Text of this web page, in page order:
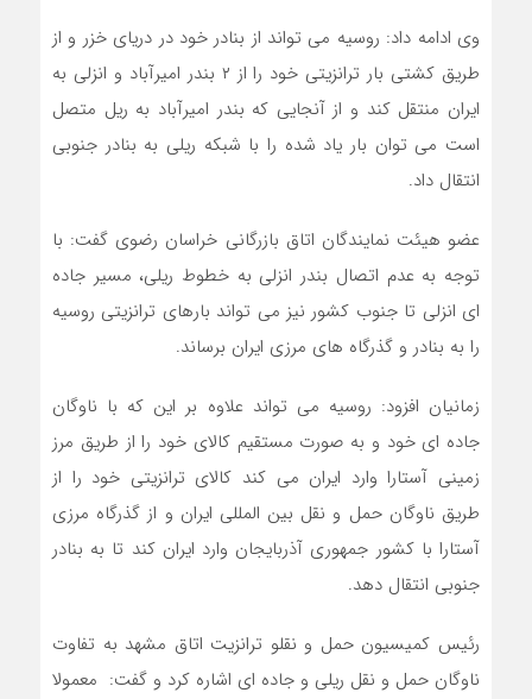
وی ادامه داد: روسیه می تواند از بنادر خود در دریای خزر و از
طریق کشتی بار ترانزیتی خود را از ۲ بندر امیرآباد و انزلی به
ایران منتقل کند و از آنجایی که بندر امیرآباد به ریل متصل
است می توان بار یاد شده را با شبکه ریلی به بنادر جنوبی
انتقال داد.
عضو هیئت نمایندگان اتاق بازرگانی خراسان رضوی گفت: با
توجه به عدم اتصال بندر انزلی به خطوط ریلی، مسیر جاده
ای انزلی تا جنوب کشور نیز می تواند بارهای ترانزیتی روسیه
را به بنادر و گذرگاه های مرزی ایران برساند.
زمانیان افزود: روسیه می تواند علاوه بر این که با ناوگان
جاده ای خود و به صورت مستقیم کالای خود را از طریق مرز
زمینی آستارا وارد ایران می کند کالای ترانزیتی خود را از
طریق ناوگان حمل و نقل بین المللی ایران و از گذرگاه مرزی
آستارا با کشور جمهوری آذربایجان وارد ایران کند تا به بنادر
جنوبی انتقال دهد.
رئیس کمیسیون حمل و نقلو ترانزیت اتاق مشهد به تفاوت
ناوگان حمل و نقل ریلی و جاده ای اشاره کرد و گفت: معمولا